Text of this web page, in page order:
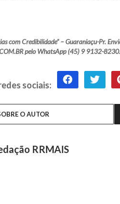
com Credibilidade” – Guaraniaçu-Pr.
pelo WhatsApp (45) 9 9132-8230.
sociais:
O AUTOR
RRMAIS